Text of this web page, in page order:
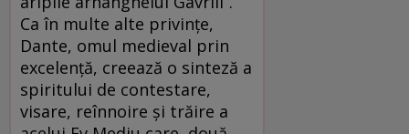
Ca în multe alte privințe,
Dante, omul medieval prin
excelență, creează o sinteză a
spiritului de contestare,
visare, reînnoire și trăire a